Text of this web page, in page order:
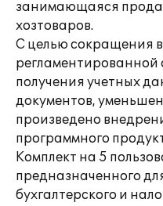
занимающаяся
хозтоваров.
С целью сокращения
регламентированной
получения учетных
документов,
произведено
программного
Комплект на 5
предназначенного
бухгалтерского и